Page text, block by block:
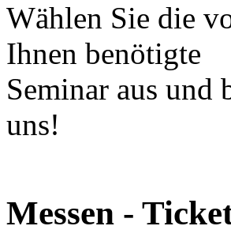
Wählen Sie die
Ihnen benötigte
Seminar aus und
uns!
Messen -